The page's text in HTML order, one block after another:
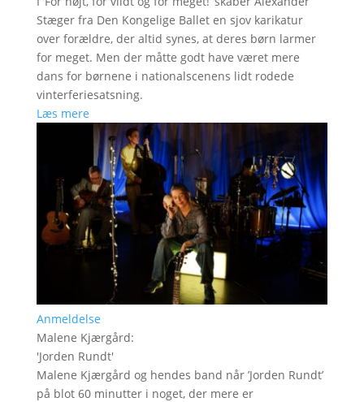
Stæger fra Den Kongelige Ballet en sjov karikatur
over forældre, der altid synes, at deres børn larmer
for meget. Men der måtte godt have været mere
dans for børnene i nationalscenens lidt rodede
vinterferiesatsning.
Læs mere
Anmeldelse
Malene Kjærgård:
'Jorden Rundt'
Malene Kjærgård og hendes band når ’Jorden Rundt’
på blot 60 minutter i noget, der mere er